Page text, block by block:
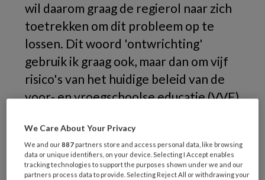
wil daarom graag de regierol naar zich
toetrekken om dit probleem op te
lossen. Dit woord 'ontwrichting'
gebruik ik graag ook, maar dan om vijf
risico's van het huidige beleid van de
voor- en vroegschoolse educatie (VVE)
1.
We Care About Your Privacy
We and our887 partners store and access personal data, like browsing
data or unique identifiers, on your device. Selecting I Accept enables
tracking technologies to support the purposes shown under we and our
partners process data to provide. Selecting Reject All or withdrawing your